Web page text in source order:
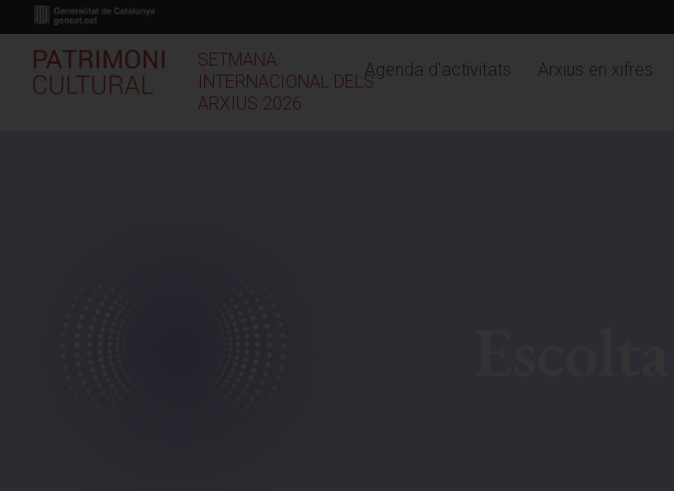
al
contingut
SETMANA
INTERNACIONAL DELS
ARXIUS 2026
Agenda d'activitats Arxius en xifres